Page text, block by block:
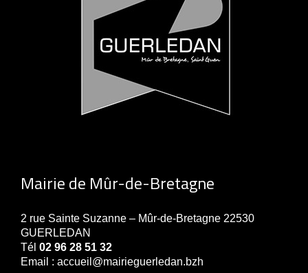
Mairie de Mûr-de-Bretagne
2 rue Sainte Suzanne – Mûr-de-Bretagne 22530
GUERLEDAN
Tél 02 96 28 51 32
Email : accueil@mairieguerledan.bzh